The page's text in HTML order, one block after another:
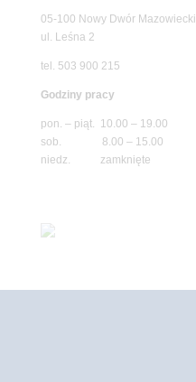
05-100 Nowy Dwór Mazowiecki
ul. Leśna 2
tel. 503 900 215
Godziny pracy
pon. – piąt. 10.00 – 19.00
sob. 8.00 – 15.00
niedz. zamknięte